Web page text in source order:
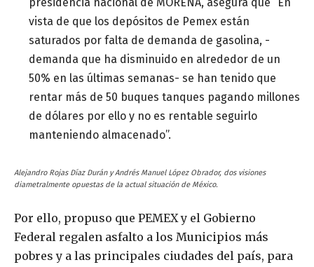
vista de que los depósitos de Pemex están
saturados por falta de demanda de gasolina, -
demanda que ha disminuido en alrededor de un
50% en las últimas semanas- se han tenido que
rentar más de 50 buques tanques pagando millones
de dólares por ello y no es rentable seguirlo
manteniendo almacenado”.
Alejandro Rojas Díaz Durán y Andrés Manuel López Obrador, dos visiones
diametralmente opuestas de la actual situación de México.
Por ello, propuso que PEMEX y el Gobierno
Federal regalen asfalto a los Municipios más
pobres y a las principales ciudades del país, para